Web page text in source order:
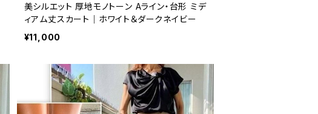
美シルエット 厚地モノトーン Aライン・台形 ミデ
ィアム丈スカート｜ホワイト＆ダークネイビー
¥11,000